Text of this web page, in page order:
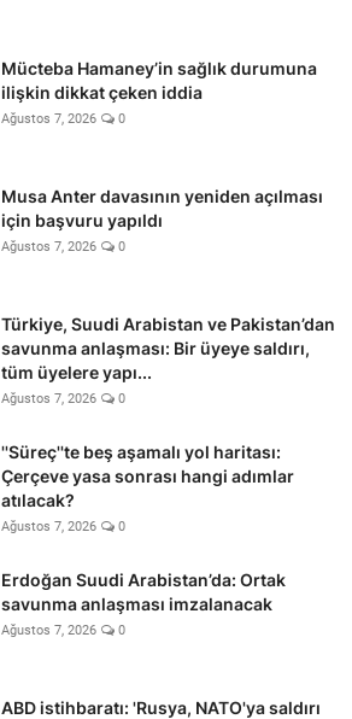
Mücteba Hamaney’in sağlık durumuna
ilişkin dikkat çeken iddia
Ağustos 7, 2026 0
Musa Anter davasının yeniden açılması
için başvuru yapıldı
Ağustos 7, 2026 0
Türkiye, Suudi Arabistan ve Pakistan’dan
savunma anlaşması: Bir üyeye saldırı,
tüm üyelere yapı...
Ağustos 7, 2026 0
''Süreç''te beş aşamalı yol haritası:
Çerçeve yasa sonrası hangi adımlar
atılacak?
Ağustos 7, 2026 0
Erdoğan Suudi Arabistan’da: Ortak
savunma anlaşması imzalanacak
Ağustos 7, 2026 0
ABD istihbaratı: 'Rusya, NATO'ya saldırı